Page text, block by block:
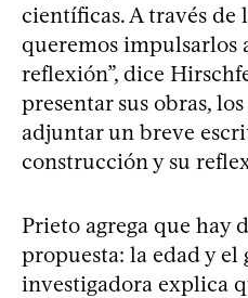
científicas. A través de
queremos impulsarlos
reflexión”, dice
presentar sus obras,
adjuntar un breve
construcción y su
Prieto agrega que hay
propuesta: la edad y el
investigadora explica